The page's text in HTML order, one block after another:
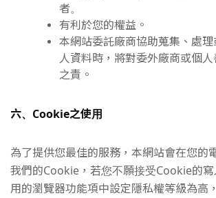
者。
有利於您的權益。
本網站委託廠商協助蒐集、處
人資料時，將對委外廠商或個
之責。
六、Cookie之使用
為了提供您最佳的服務，本網站會在您的
我們的Cookie，若您不願接受Cookie的
用的瀏覽器功能項中設定隱私權等級為高